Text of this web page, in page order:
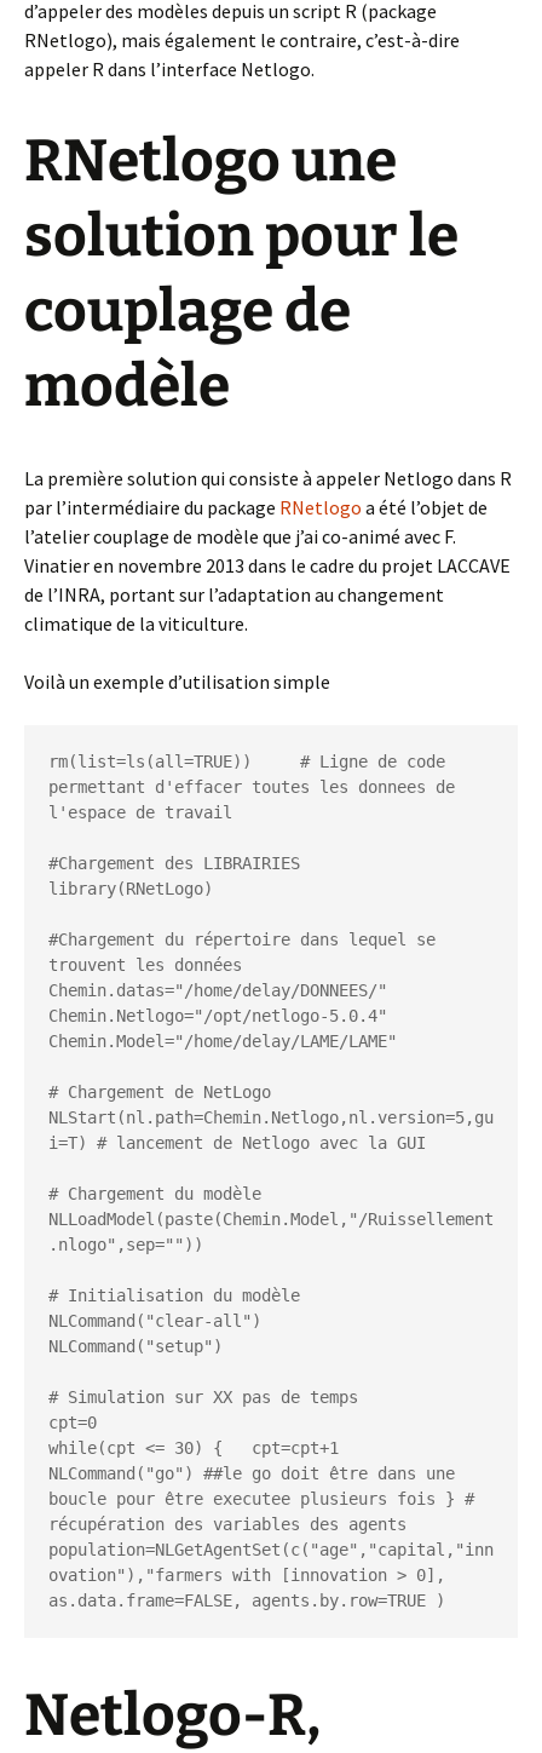
d’appeler des modèles depuis un script R (package
RNetlogo), mais également le contraire, c’est-à-dire
appeler R dans l’interface Netlogo.
RNetlogo une
solution pour le
couplage de
modèle
La première solution qui consiste à appeler Netlogo dans R
par l’intermédiaire du package RNetlogo a été l’objet de
l’atelier couplage de modèle que j’ai co-animé avec F.
Vinatier en novembre 2013 dans le cadre du projet LACCAVE
de l’INRA, portant sur l’adaptation au changement
climatique de la viticulture.
Voilà un exemple d’utilisation simple
rm(list=ls(all=TRUE))     # Ligne de code
permettant d'effacer toutes les donnees de
l'espace de travail
#Chargement des LIBRAIRIES
library(RNetLogo)
#Chargement du répertoire dans lequel se
trouvent les données
Chemin.datas="/home/delay/DONNEES/"
Chemin.Netlogo="/opt/netlogo-5.0.4"
Chemin.Model="/home/delay/LAME/LAME"
# Chargement de NetLogo
NLStart(nl.path=Chemin.Netlogo,nl.version=5,gu
i=T) # lancement de Netlogo avec la GUI
# Chargement du modèle
NLLoadModel(paste(Chemin.Model,"/Ruissellement
.nlogo",sep=""))
# Initialisation du modèle
NLCommand("clear-all")
NLCommand("setup")
# Simulation sur XX pas de temps
cpt=0
while(cpt <= 30) {   cpt=cpt+1
NLCommand("go") ##le go doit être dans une
boucle pour être executee plusieurs fois } #
récupération des variables des agents
population=NLGetAgentSet(c("age","capital,"inn
ovation"),"farmers with [innovation > 0],
Netlogo-R,